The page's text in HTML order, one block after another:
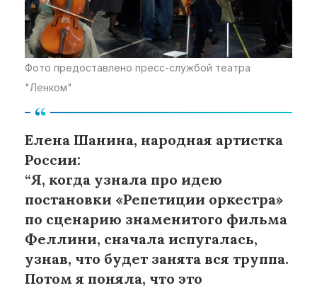
Фото предоставлено пресс-службой театра
"Ленком"
Елена Шанина, народная артистка
России:
“Я, когда узнала про идею
постановки «Репетиции оркестра»
по сценарию знаменитого фильма
Феллини, сначала испугалась,
узнав, что будет занята вся труппа.
Потом я поняла, что это